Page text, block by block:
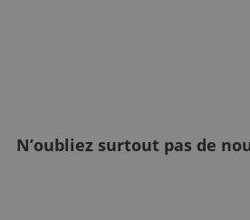
N’oubliez surtout pas de